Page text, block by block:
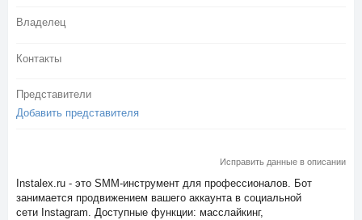
Владелец
Контакты
Представители
Добавить представителя
Исправить данные в описании
Instalex.ru - это SMM-инструмент для профессионалов. Бот
занимается продвижением вашего аккаунта в социальной
сети Instagram. Доступные функции: масслайкинг,